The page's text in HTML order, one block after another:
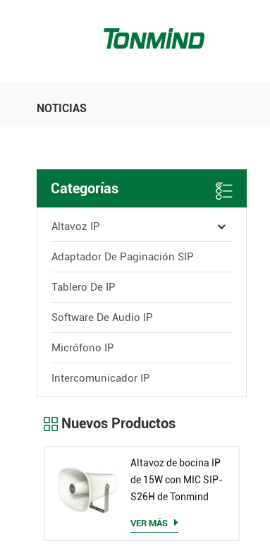
NOTICIAS
Categorías
Altavoz IP
Adaptador De Paginación SIP
Tablero De IP
Software De Audio IP
Micrófono IP
Intercomunicador IP
Nuevos Productos
Altavoz de bocina IP
de 15W con MIC SIP-
S26H de Tonmind
VER MÁS